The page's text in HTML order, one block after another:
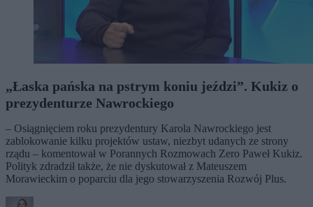
„Łaska pańska na pstrym koniu jeździ”. Kukiz o
prezydenturze Nawrockiego
– Osiągnięciem roku prezydentury Karola Nawrockiego jest
zablokowanie kilku projektów ustaw, niezbyt udanych ze strony
rządu – komentował w Porannych Rozmowach Zero Paweł Kukiz.
Polityk zdradził także, że nie dyskutował z Mateuszem
Morawieckim o poparciu dla jego stowarzyszenia Rozwój Plus.